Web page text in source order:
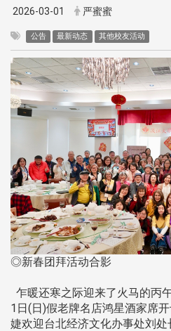
2026-03-01 严蜜蜜
公告 最新动态 其他校友活动
◎新春团拜活动合影
乍暖还寒之际迎来了火马的丙
1日(日)假老牌名店鸿星酒家席
婕欢迎台北经济文化办事处刘